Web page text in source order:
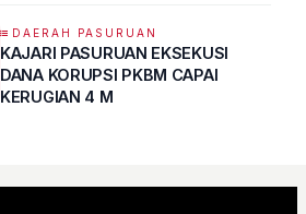
DAERAH PASURUAN
KAJARI PASURUAN EKSEKUSI
DANA KORUPSI PKBM CAPAI
KERUGIAN 4 M